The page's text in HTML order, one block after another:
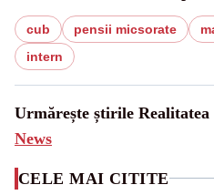
cub pensii micsorate
intern
Urmărește știrile Realitatea
News
CELE MAI CITITE